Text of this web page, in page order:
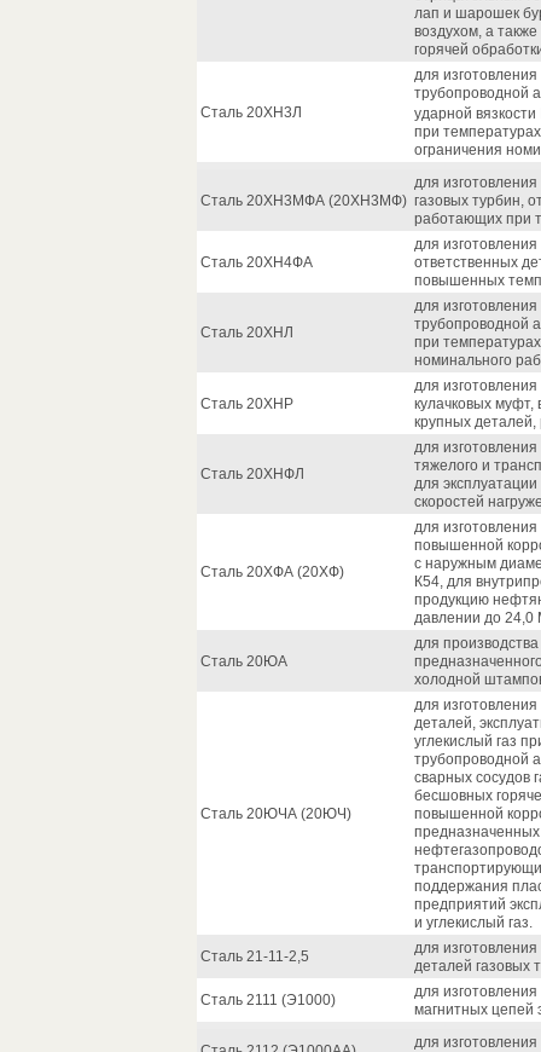
лап и шарошек
воздухом, а
горячей
Сталь 20ХН3Л
для
трубопроводной
ударной вязкости
при
ограничения
Сталь 20ХН3МФА (20ХН3МФ)
для
газовых турбин,
работающих при
Сталь 20ХН4ФА
для
ответственных
повышенных
Сталь 20ХНЛ
для
трубопроводной
при
номинального
Сталь 20ХНР
для
кулачковых муфт,
крупных деталей,
Сталь 20ХНФЛ
для
тяжелого и
для
скоростей
Сталь 20ХФА (20ХФ)
для
повышенной
с наружным
К54, для
продукцию
давлении до
Сталь 20ЮА
для
холодной
Сталь 20ЮЧА (20ЮЧ)
для
деталей,
углекислый газ
трубопроводной
сварных сосудов
бесшовных
повышенной
поддержания
предприятий
и углекислый газ.
Сталь 21-11-2,5
для
деталей газовых
Сталь 2111 (Э1000)
для
магнитных цепей
для